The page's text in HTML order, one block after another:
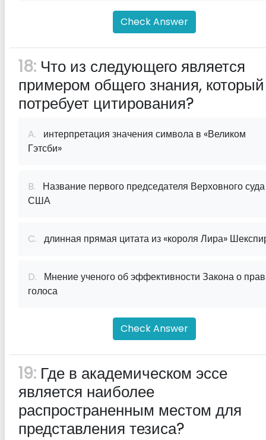
Check Answer
18: Что из следующего является
примером общего знания,
потребует цитирования?
A. интерпретация значения символа в «Великом
Гэтсби»
B. Название первого председателя Верховного суда
США
C. длинная прямая цитата из «короля Лира»
D. Мнение ученого об эффективности Закона о
голоса
Check Answer
19: Где в академическом эссе
является наиболее
распространенным местом для
представления тезиса?